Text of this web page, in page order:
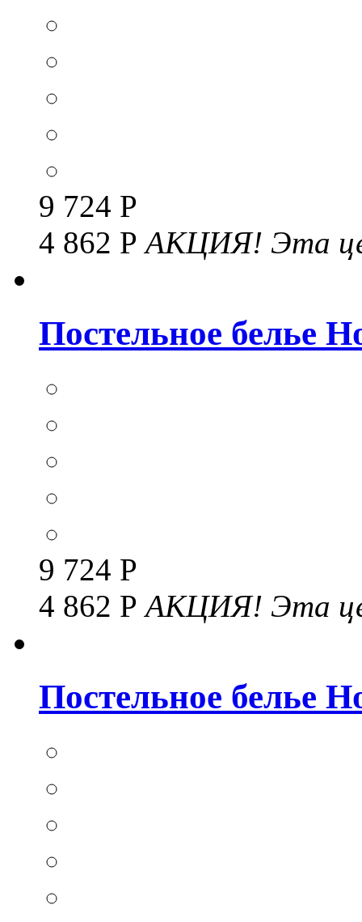
9 724 Р
4 862 РАКЦИЯ! Эта
Постельное белье
9 724 Р
4 862 РАКЦИЯ! Эта
Постельное белье